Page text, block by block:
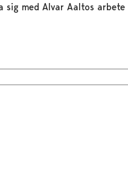
sig med Alvar Aaltos arbete